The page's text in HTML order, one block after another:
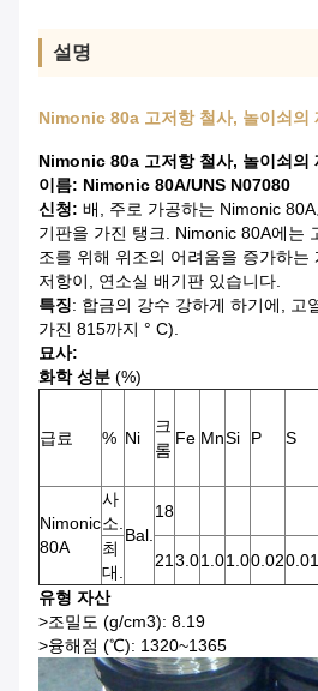
설명
Nimonic 80a 고저항 철사, 놀이쇠의
Nimonic 80a 고저항 철사, 놀이쇠의
이름: Nimonic 80A/UNS N07080
신청: 배, 주로 가공하는 Nimonic
기판을 가진 탱크. Nimonic 80A에는
조를 위해 위조의 어려움을 증가하는
저항이, 연소실 배기판 있습니다.
특징: 합금의 강수 강하게 하기에, 고
가진 815까지 ° C).
묘사:
화학 성분 (%)
급료 % Ni
크
롬
Fe MnSi P S
Nimonic
80A
사
소.
Bal.
18
최
대.
213.01.01.00.02
유형 자산
>조밀도 (g/cm3): 8.19
>융해점 (℃): 1320~1365